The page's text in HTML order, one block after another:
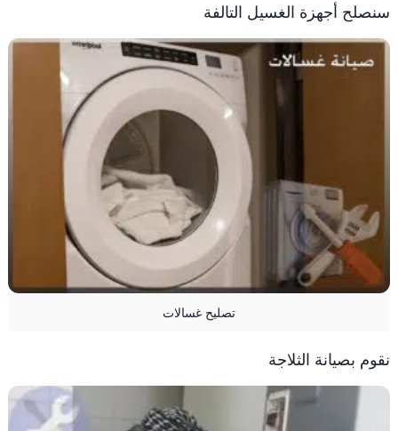
سنصلح أجهزة الغسيل التالفة
تصليح غسالات
نقوم بصيانة الثلاجة